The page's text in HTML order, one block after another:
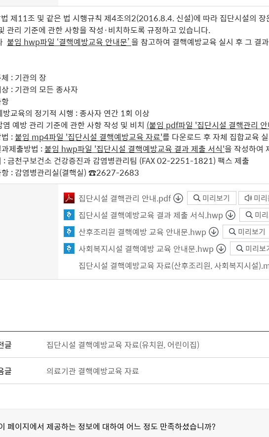
제11조 및 같은 법 시행규칙 제4조의2(2016.8.4. 신설)에 따라 집단시설의
관리 기준에 관한 사항을 작성·비치하도록 규정하고 있습니다.
붙임 hwp파일 ‘결핵예방교육 안내문’을 참고하여 결핵예방교육 실시 후 그 결
: 기관의 장
: 기관의 모든 종사자
교육의 정기적 시행 : 종사자 연간 1회 이상
예방 관리 기준에 관한 사항 작성 및 비치 (붙임 pdf파일 '집단시설 결핵관리
:붙임 mp4파일 '집단시설 결핵예방교육 자료'를 다운로드 후 자체 집합교육
제출방법 :붙임 hwp파일 '집단시설 결핵예방교육 결과 제출 서식'을 작성하여
:금천구보건소 건강증진과 감염병관리팀 (FAX 02-2251-1821) 팩스 제출
: 감염병관리실(결핵실) ☎2627-2683
집단시설 결핵관리 안내.pdf 미리보기 미
집단시설 결핵예방교육 결과 제출 서식.hwp 미
산후조리원 결핵예방 교육 안내문.hwp 미리보기
사회복지시설 결핵예방 교육 안내문.hwp 미리보
집단시설 결핵예방교육 자료(산후조리원, 사회복지시설
글 집단시설 결핵예방교육 자료(유치원, 어린이집)
글 의료기관 결핵예방교육 자료
페이지에서 제공하는 정보에 대하여 어느 정도 만족하셨습니까?